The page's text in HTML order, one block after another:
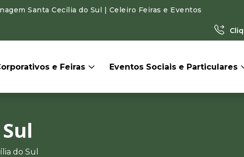
Santa Cecília do Sul | Celeiro Feiras e Eventos
e Feiras Eventos Sociais e Particulares
do Sul